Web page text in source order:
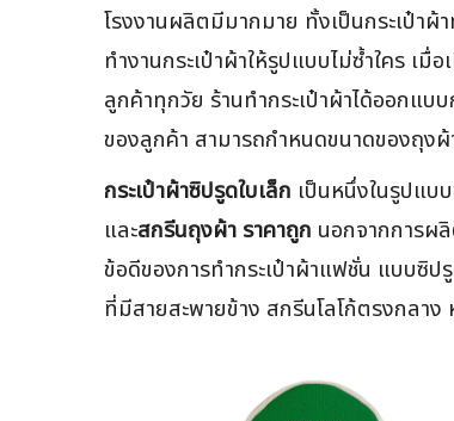
โรงงานผลิตมีมากมาย ทั้งเป็นกระเป๋า
ทำงานกระเป๋าผ้าให้รูปแบบไม่ซ้ำใคร เ
ลูกค้าทุกวัย ร้านทำกระเป๋าผ้าได้ออกแบบ
ของลูกค้า สามารถกำหนดขนาดของถุง
กระเป๋าผ้าซิปรูดใบเล็ก เป็นหนึ่งในรูปแบ
และสกรีนถุงผ้า ราคาถูก นอกจากการผ
ข้อดีของการทำกระเป๋าผ้าแฟชั่น แบบซิ
ที่มีสายสะพายข้าง สกรีนโลโก้ตรงกลาง